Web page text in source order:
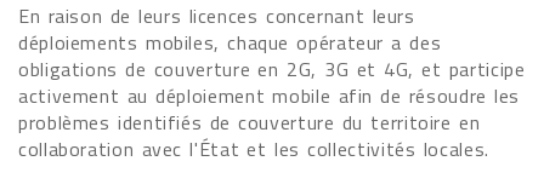
En raison de leurs licences concernant leurs
déploiements mobiles, chaque opérateur a des
obligations de couverture en 2G, 3G et 4G, et participe
activement au déploiement mobile afin de résoudre les
problèmes identifiés de couverture du territoire en
collaboration avec l'État et les collectivités locales.